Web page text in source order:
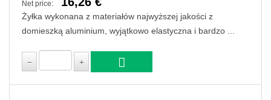
Net price:
Żyłka wykonana z materiałów najwyższej jakości z
domieszką aluminium, wyjątkowo elastyczna i bardzo ...